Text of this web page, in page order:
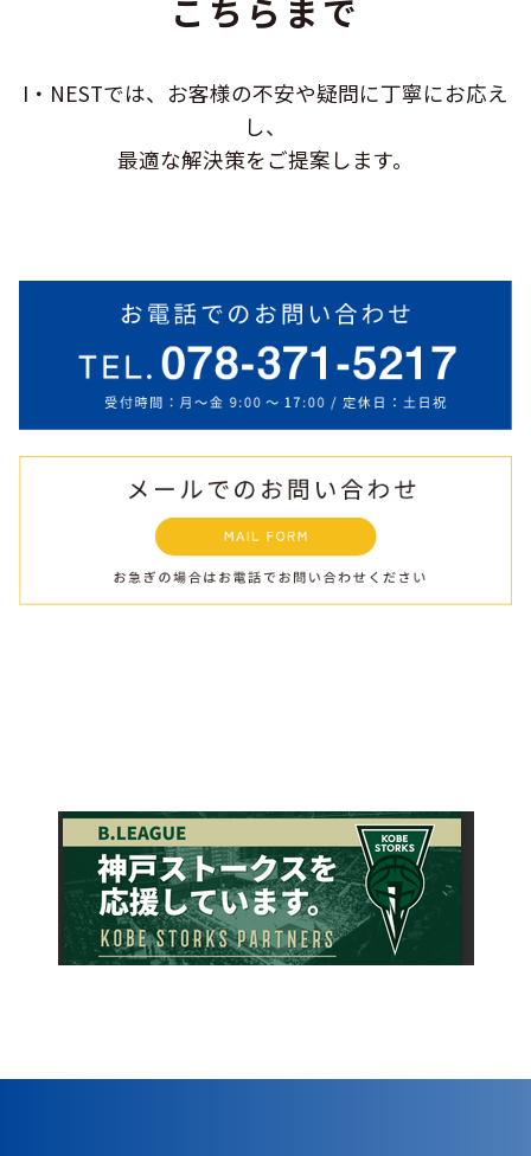
こちらまで
I・NESTでは、お客様の不安や疑問に丁寧にお応え
し、
最適な解決策をご提案します。